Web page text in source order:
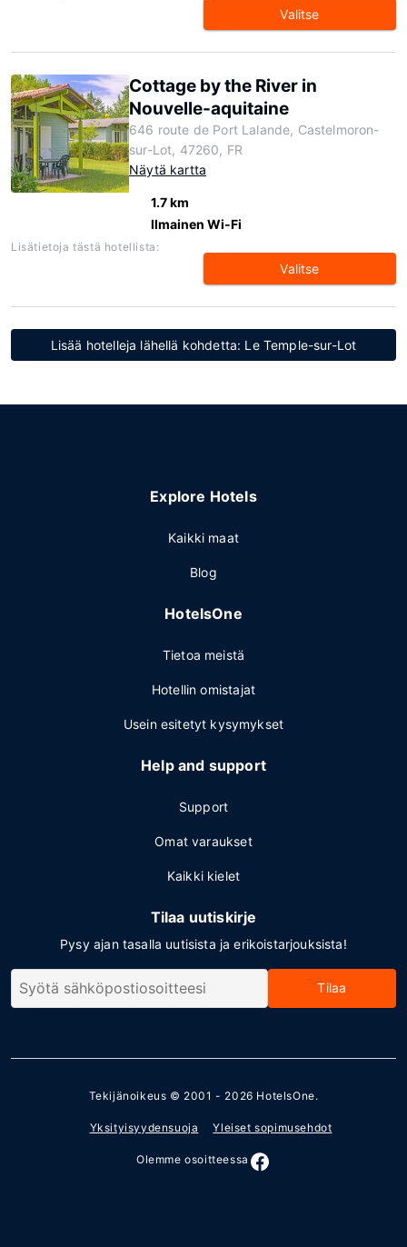
Valitse
Cottage by the River in
Nouvelle-aquitaine
646 route de Port Lalande, Castelmoron-
sur-Lot, 47260, FR
Näytä kartta
1.7 km
Ilmainen Wi-Fi
Lisätietoja tästä hotellista:
Valitse
Lisää hotelleja lähellä kohdetta: Le Temple-sur-Lot
Explore Hotels
Kaikki maat
Blog
HotelsOne
Tietoa meistä
Hotellin omistajat
Usein esitetyt kysymykset
Help and support
Support
Omat varaukset
Kaikki kielet
Tilaa uutiskirje
Pysy ajan tasalla uutisista ja erikoistarjouksista!
Tilaa
Tekijänoikeus © 2001 - 2026 HotelsOne.
Yksityisyydensuoja Yleiset sopimusehdot
Olemme osoitteessa